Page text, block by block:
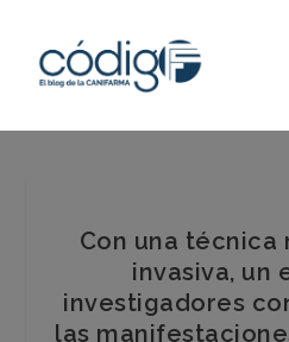
Con una técnica
invasiva, un
investigadores
las